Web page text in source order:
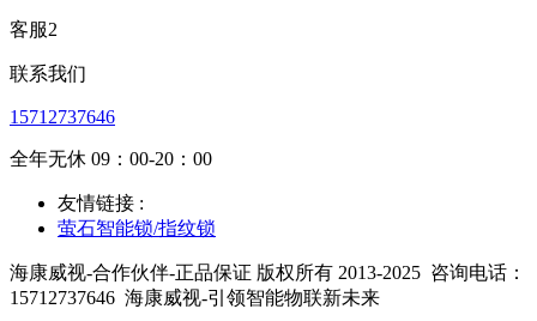
客服2
联系我们
15712737646
全年无休 09：00-20：00
友情链接 :
萤石智能锁/指纹锁
海康威视-合作伙伴-正品保证 版权所有 2013-2025 咨询电话：
15712737646 海康威视-引领智能物联新未来